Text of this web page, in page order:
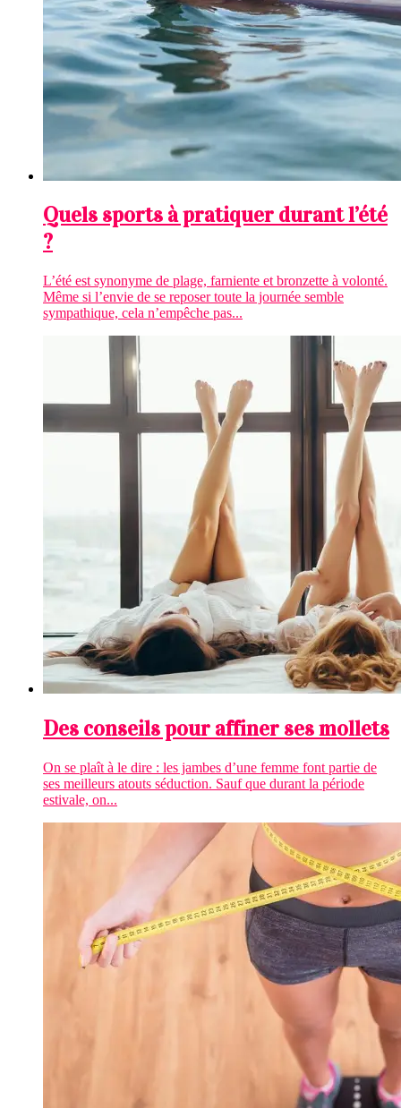
Quels sports à pratiquer durant l’été
?
L’été est synonyme de plage, farniente et bronzette à volonté.
Même si l’envie de se reposer toute la journée semble
sympathique, cela n’empêche pas...
Des conseils pour affiner ses mollets
On se plaît à le dire : les jambes d’une femme font partie de
ses meilleurs atouts séduction. Sauf que durant la période
estivale, on...